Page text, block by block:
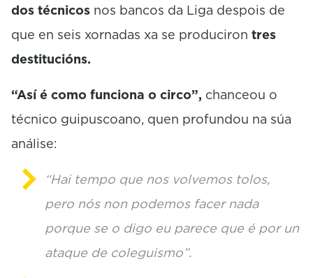
dos técnicos nos bancos da Liga despois de
que en seis xornadas xa se produciron tres
destitucións.
“Así é como funciona o circo”, chanceou o
técnico guipuscoano, quen profundou na súa
análise:
“Hai tempo que nos volvemos tolos,
pero nós non podemos facer nada
porque se o digo eu parece que é por un
ataque de coleguismo”.